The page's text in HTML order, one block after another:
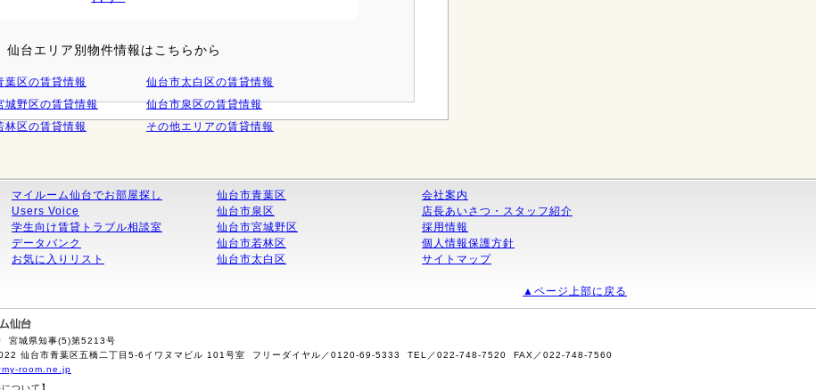
仙台エリア別物件情報はこちらから
葉区の賃貸情報
城野区の賃貸情報
林区の賃貸情報
仙台市太白区の賃貸情報
仙台市泉区の賃貸情報
その他エリアの賃貸情報
マイルーム仙台でお部屋探し
Users Voice
学生向け賃貸トラブル相談室
データバンク
お気に入りリスト
仙台市青葉区
仙台市泉区
仙台市宮城野区
仙台市若林区
仙台市太白区
会社案内
店長あいさつ・スタッフ紹介
採用情報
個人情報保護方針
サイトマップ
▲ページ上部に戻る
宮城県知事(5)第5213号
仙台市青葉区五橋二丁目5-6イワヌマビル 101号室 フリーダイヤル／0120-69-5333 TEL／022-748-7520 FAX／022-748-7560
room.ne.jp
ついて】